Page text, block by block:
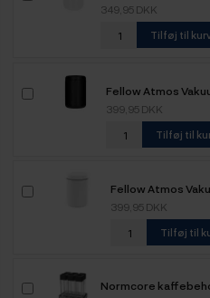
349,95 DKK
Tilføj til
Fellow Atmos
399,95 DKK
Tilføj til
Fellow Atmos
399,95 DKK
Tilføj til
Normcore